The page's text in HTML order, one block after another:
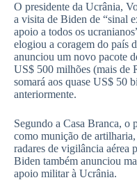
O presidente da Ucrânia,
a visita de Biden de “sinal
apoio a todos os
elogiou a coragem do país
anunciou um novo pacote
US$ 500 milhões (mais de
somará aos quase US$ 50
anteriormente.
Segundo a Casa Branca, o
como munição de
radares de vigilância aérea
Biden também anunciou
apoio militar à Ucrânia.